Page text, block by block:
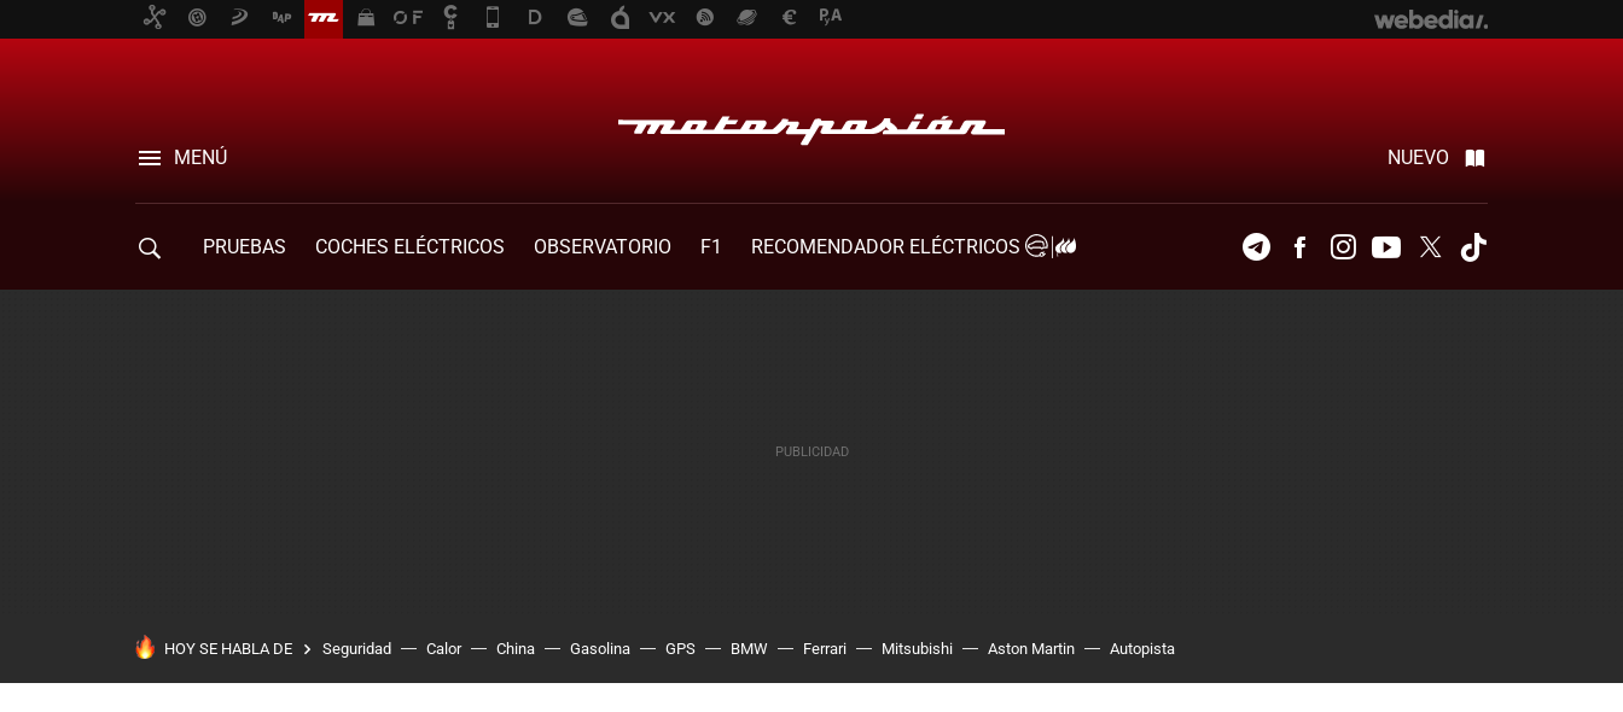
MENÚ NUEVO
PRUEBAS COCHES ELÉCTRICOS OBSERVATORIO F1
RECOMENDADOR ELÉCTRICOS
TelegramFacebookInstagramYoutubeTwitter
HOY SE HABLA DE Seguridad Calor China Gasolina GPS BMW Ferrari Mitsubishi Aston Martin Autopista